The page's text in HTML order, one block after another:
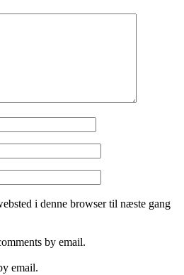
i denne browser til næste gang
by email.
email.